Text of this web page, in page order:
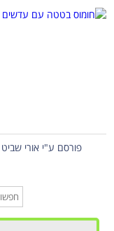
פורסם ע"י אורי שביט